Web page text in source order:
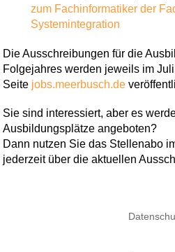
zum Fachinformatiker der
Systemintegration
Die Ausschreibungen für die
Folgejahres werden jeweils im
Seite jobs.meerbusch.de
Sie sind interessiert, aber es
Ausbildungsplätze angeboten?
Dann nutzen Sie das Stellenabo
jederzeit über die aktuellen